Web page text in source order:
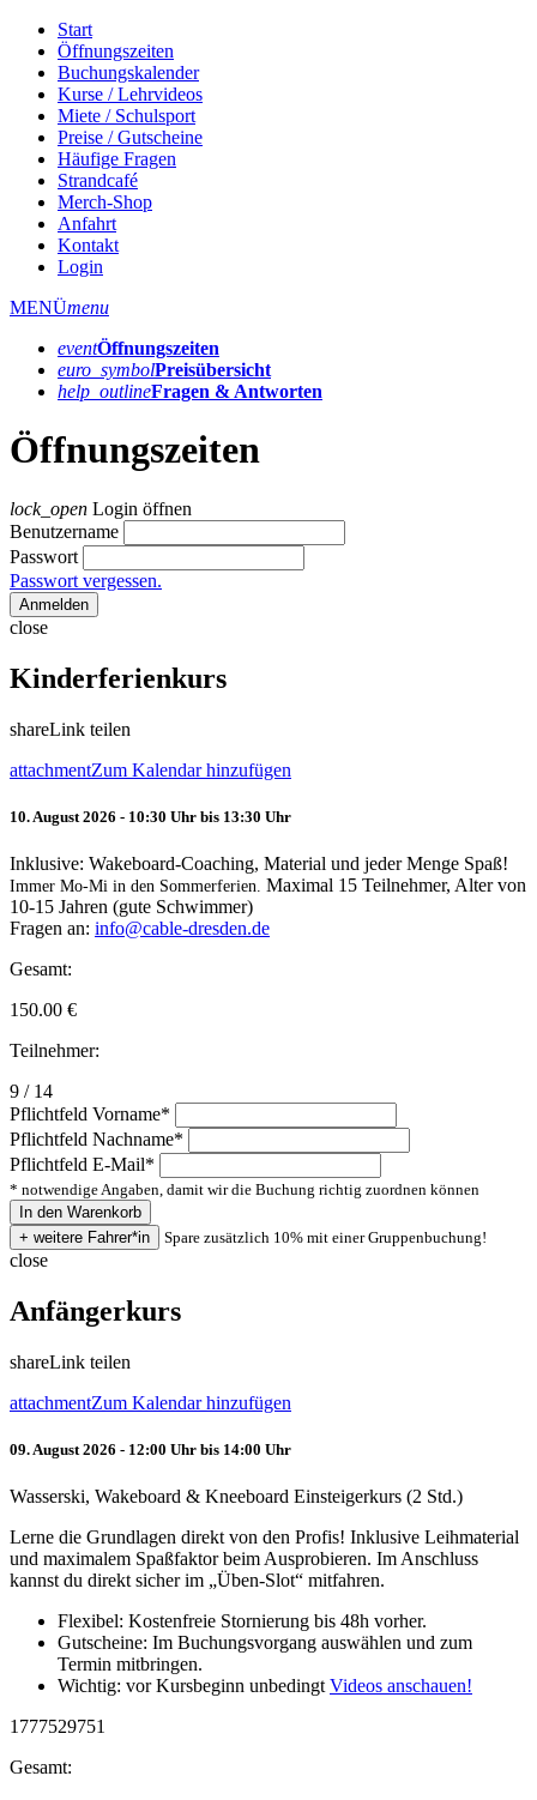
Start
Öffnungszeiten
Buchungskalender
Kurse / Lehrvideos
Miete / Schulsport
Preise / Gutscheine
Häufige Fragen
Strandcafé
Merch-Shop
Anfahrt
Kontakt
Login
MENÜmenu
eventÖffnungs­zeiten
euro_symbolPreis­übersicht
help_outlineFragen & Antworten
Öffnungszeiten
lock_open Login öffnen
Benutzername
Passwort
Passwort vergessen.
Anmelden
close
Kinderferienkurs
shareLink teilen
attachmentZum Kalendar hinzufügen
10. August 2026 - 10:30 Uhr bis 13:30 Uhr
Inklusive: Wakeboard-Coaching, Material und jeder Menge Spaß!
Immer Mo-Mi in den Sommerferien. Maximal 15 Teilnehmer, Alter von
10-15 Jahren (gute Schwimmer)
Fragen an: info@cable-dresden.de
Gesamt:
150.00 €
Teilnehmer:
9 / 14
Pflichtfeld Vorname*
Pflichtfeld Nachname*
Pflichtfeld E-Mail*
* notwendige Angaben, damit wir die Buchung richtig zuordnen können
Spare zusätzlich 10% mit einer Gruppenbuchung!
close
Anfängerkurs
shareLink teilen
attachmentZum Kalendar hinzufügen
09. August 2026 - 12:00 Uhr bis 14:00 Uhr
Wasserski, Wakeboard & Kneeboard Einsteigerkurs (2 Std.)
Lerne die Grundlagen direkt von den Profis! Inklusive Leihmaterial
und maximalem Spaßfaktor beim Ausprobieren. Im Anschluss
kannst du direkt sicher im „Üben-Slot“ mitfahren.
Flexibel: Kostenfreie Stornierung bis 48h vorher.
Gutscheine: Im Buchungsvorgang auswählen und zum
Termin mitbringen.
Wichtig: vor Kursbeginn unbedingt Videos anschauen!
1777529751
Gesamt: